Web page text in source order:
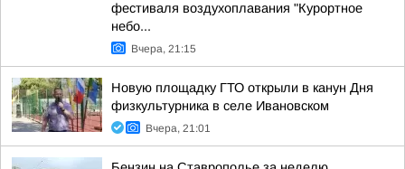
фестиваля воздухоплавания "Курортное
небо...
Вчера, 21:15
Новую площадку ГТО открыли в канун Дня
физкультурника в селе Ивановском
Вчера, 21:01